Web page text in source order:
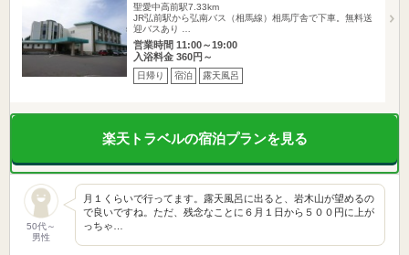
聖愛中高前駅7.33km
JR弘前駅から弘南バス（相馬線）相馬庁舎で下車。無料送
迎バスあり …
営業時間 11:00～19:00
入浴料金 360円～
日帰り 宿泊 露天風呂
楽天トラベルの宿泊プランを見る
50代～
男性
月１くらいで行ってます。露天風呂に出ると、岩木山が望めるの
で良いですね。ただ、残念なことに６月１日から５００円に上が
っちゃ…